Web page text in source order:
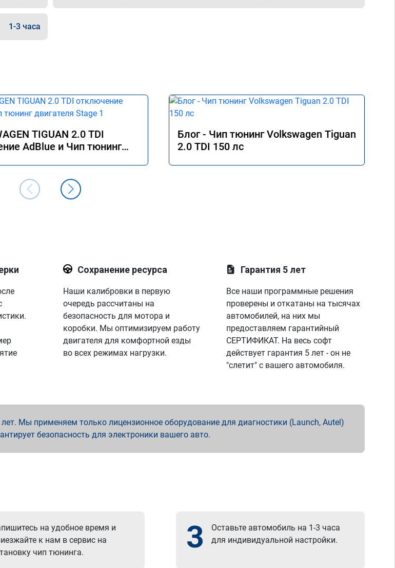
1-3 часа
TIGUAN 2.0 TDI
AdBlue и Чип тюнинг
Блог - Чип тюнинг Volkswagen Tiguan
2.0 TDI 150 лс
Сохранение ресурса
Наши калибровки в первую
очередь рассчитаны на
безопасность для мотора и
коробки. Мы оптимизируем работу
двигателя для комфортной езды
во всех режимах нагрузки.
Гарантия 5 лет
Все наши программные решения
проверены и откатаны на тысячах
автомобилей, на них мы
предоставляем гарантийный
СЕРТИФИКАТ. На весь софт
действует гарантия 5 лет - он не
"слетит" с вашего автомобиля.
Мы применяем только лицензионное оборудование для диагностики (Launch, Autel)
безопасность для электроники вашего авто.
на удобное время и
к нам в сервис на
чип тюнинга.
3
Оставьте автомобиль на 1-3 часа
для индивидуальной настройки.